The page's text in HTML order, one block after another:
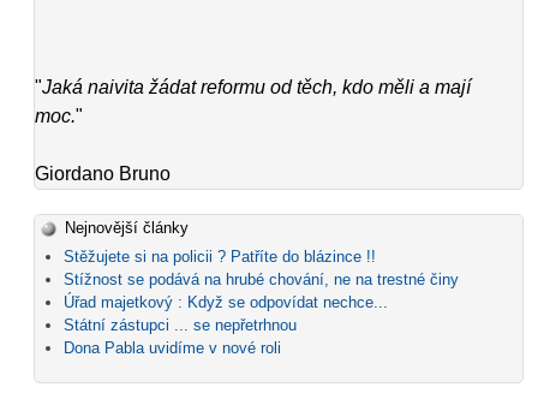
"Jaká naivita žádat reformu od těch, kdo měli a mají
moc."
Giordano Bruno
Nejnovější články
Stěžujete si na policii ? Patříte do blázince !!
Stížnost se podává na hrubé chování, ne na trestné činy
Úřad majetkový : Když se odpovídat nechce...
Státní zástupci ... se nepřetrhnou
Dona Pabla uvidíme v nové roli